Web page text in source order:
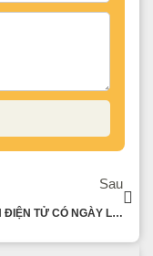
Sau
HÓA ĐƠN ĐIỆN TỬ CÓ NGÀY LẬP VÀ NGÀY KÝ KHÁC NHAU THÌ THỜI ĐIỂM KÊ KHAI THUẾ LÀ NGÀY NÀO?